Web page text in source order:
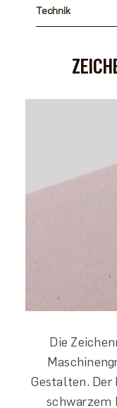
Technik
Die
Gestalten. Der
schwarzem